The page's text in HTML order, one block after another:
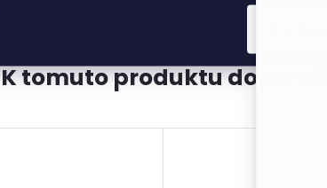
K tomuto produktu